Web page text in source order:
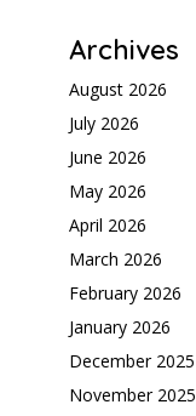
Archives
August 2026
July 2026
June 2026
May 2026
April 2026
March 2026
February 2026
January 2026
December 2025
November 2025